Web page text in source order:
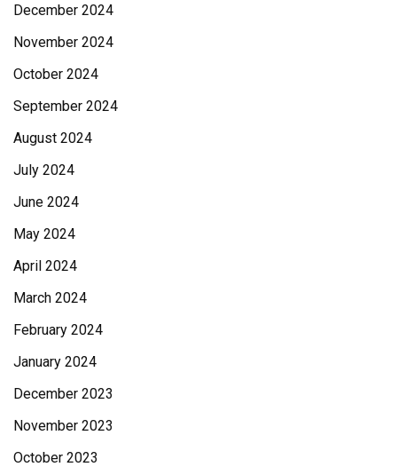
December 2024
November 2024
October 2024
September 2024
August 2024
July 2024
June 2024
May 2024
April 2024
March 2024
February 2024
January 2024
December 2023
November 2023
October 2023